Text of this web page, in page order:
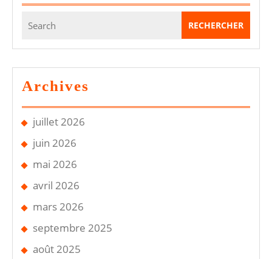
Codes
Et
for:
Archives
juillet 2026
juin 2026
mai 2026
avril 2026
mars 2026
septembre 2025
août 2025